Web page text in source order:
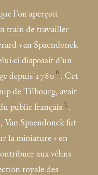
l’on aperçoit
train de travailler
van Spaendonck
ci disposait d’un
depuis 1780 6 . Cet
de Tilbourg, avait
public français 7 .
Van Spaendonck fut
la miniature » en
aux vélins
royale des